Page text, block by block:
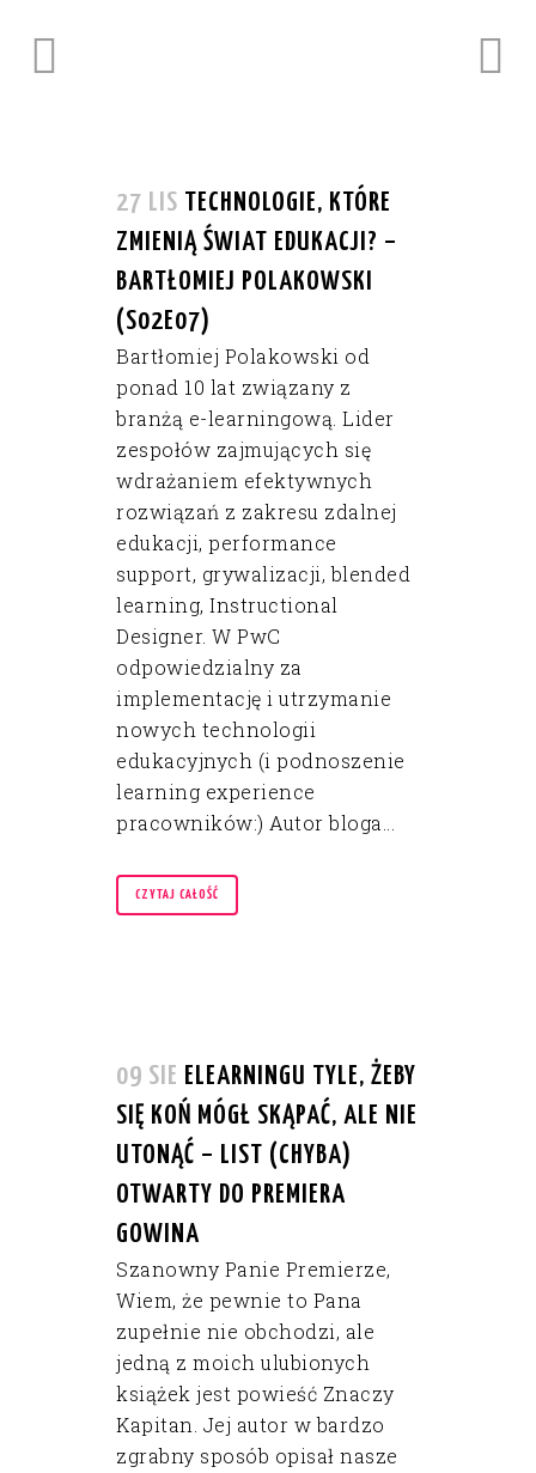
27 LIS TECHNOLOGIE, KTÓRE
ZMIENIĄ ŚWIAT EDUKACJI? –
BARTŁOMIEJ POLAKOWSKI
(S02E07)
Bartłomiej Polakowski od
ponad 10 lat związany z
branżą e-learningową. Lider
zespołów zajmujących się
wdrażaniem efektywnych
rozwiązań z zakresu zdalnej
edukacji, performance
support, grywalizacji, blended
learning, Instructional
Designer. W PwC
odpowiedzialny za
implementację i utrzymanie
nowych technologii
edukacyjnych (i podnoszenie
learning experience
pracowników:) Autor bloga...
CZYTAJ CAŁOŚĆ
09 SIE ELEARNINGU TYLE, ŻEBY
SIĘ KOŃ MÓGŁ SKĄPAĆ, ALE NIE
UTONĄĆ – LIST (CHYBA)
OTWARTY DO PREMIERA
GOWINA
Szanowny Panie Premierze,
Wiem, że pewnie to Pana
zupełnie nie obchodzi, ale
jedną z moich ulubionych
książek jest powieść Znaczy
Kapitan. Jej autor w bardzo
zgrabny sposób opisał nasze